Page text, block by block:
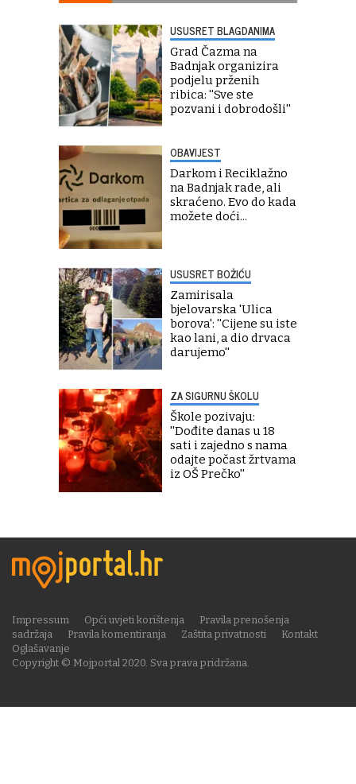
USUSRET BLAGDANIMA
Grad Čazma na
Badnjak organizira
podjelu prženih
ribica: ''Sve ste
pozvani i dobrodošli''
OBAVIJEST
Darkom i Reciklažno
na Badnjak rade, ali
skraćeno. Evo do kada
možete doći...
USUSRET BOŽIĆU
Zamirisala
bjelovarska 'Ulica
borova': ''Cijene su iste
kao lani, a dio drvaca
darujemo''
ZA SIGURNU ŠKOLU
Škole pozivaju:
''Dođite danas u 18
sati i zajedno s nama
odajte počast žrtvama
iz OŠ Prečko''
Copyright © Mojportal 2020. Sva prava pridržana.
Impressum Opći uvjeti korištenja
Pravila prenošenja
sadržaja
Pravila komentiranja Zaštita privatnosti
Kontakt
Oglašavanje